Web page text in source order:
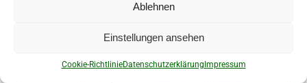
Ablehnen
Einstellungen ansehen
Cookie-RichtlinieDatenschutzerklärungImpressum